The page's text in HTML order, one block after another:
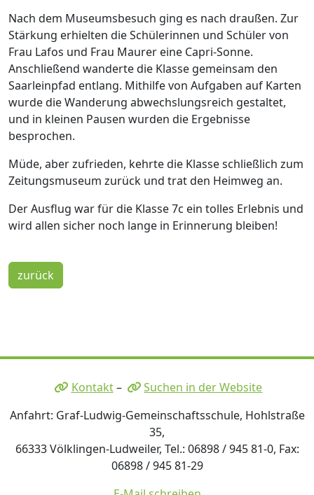
Nach dem Museumsbesuch ging es nach draußen. Zur
Stärkung erhielten die Schülerinnen und Schüler von
Frau Lafos und Frau Maurer eine Capri-Sonne.
Anschließend wanderte die Klasse gemeinsam den
Saarleinpfad entlang. Mithilfe von Aufgaben auf Karten
wurde die Wanderung abwechslungsreich gestaltet,
und in kleinen Pausen wurden die Ergebnisse
besprochen.
Müde, aber zufrieden, kehrte die Klasse schließlich zum
Zeitungsmuseum zurück und trat den Heimweg an.
Der Ausflug war für die Klasse 7c ein tolles Erlebnis und
wird allen sicher noch lange in Erinnerung bleiben!
zurück
Kontakt–
Suchen in der Website
Anfahrt: Graf-Ludwig-Gemeinschaftsschule, Hohlstraße
35,
66333 Völklingen-Ludweiler, Tel.: 06898 / 945 81-0, Fax:
06898 / 945 81-29